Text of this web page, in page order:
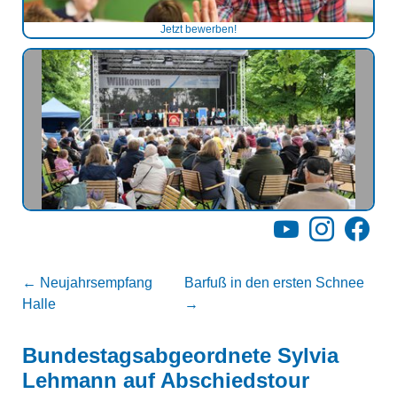
Jetzt bewerben!
YouTubeInstagram
← Neujahrsempfang
Halle
Barfuß in den ersten Schnee
→
Bundestagsabgeordnete Sylvia
Lehmann auf Abschiedstour